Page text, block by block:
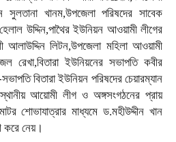
সুলতানা খানম,উপজেলা পরিষদের সাবেক
উদ্দিন,পাথৈর ইউনিয়ন আওয়ামী লীগের
আলাউদ্দিন লিটন,উপজেলা মহিলা আওয়ামী
রেখা,বিতারা ইউনিয়নের সভাপতি কবীর
বিতারা ইউনিয়ন পরিষদের চেয়ারম্যান
আয়োমী লীগ ও অঙ্গসংগঠনের প্রায়
শোভাযাত্রার মাধ্যমে ড.মহীউদ্দীন খান
করে নেয়।